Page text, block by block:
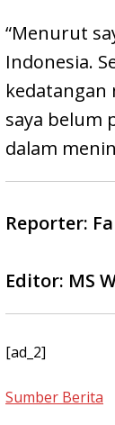
“Menurut
Indonesia.
kedatangan
saya belum
dalam
Reporter:
Editor: MS
[ad_2]
Sumber Berita